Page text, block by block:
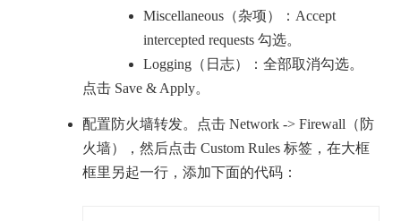
Miscellaneous（杂项）：Accept
intercepted requests 勾选。
Logging（日志）：全部取消勾选。
点击 Save & Apply。
配置防火墙转发。点击 Network -> Firewall（防
火墙），然后点击 Custom Rules 标签，在大框
框里另起一行，添加下面的代码：